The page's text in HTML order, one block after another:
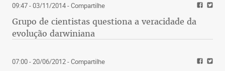
09:47 - 03/11/2014- Compartilhe
Grupo de cientistas questiona a veracidade da
evolução darwiniana
07:00 - 20/06/2012- Compartilhe